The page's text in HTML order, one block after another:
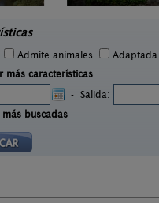
Admite animales
más características
- Salida:
más buscadas